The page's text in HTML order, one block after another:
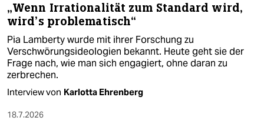
„Wenn Irrationalität zum Standard wird,
wird’s problematisch“
Pia Lamberty wurde mit ihrer Forschung zu
Verschwörungsideologien bekannt. Heute geht sie der
Frage nach, wie man sich engagiert, ohne daran zu
zerbrechen.
Interview von Karlotta Ehrenberg
18.7.2026